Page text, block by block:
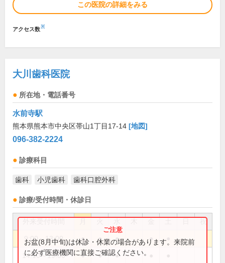
この医院の詳細をみる
アクセス数※
大川歯科医院
所在地・電話番号
水前寺駅
熊本県熊本市中央区帯山1丁目17-14 [地図]
096-382-2224
診療科目
歯科 小児歯科 歯科口腔外科
診療/受付時間・休診日
祝
9:00～13:00 ● ● ● ●
14:10～19:00 ● ● ●
お盆(8月中旬)は休診・休業の場合があります。来院前
に必ず医療機関に直接ご確認ください。